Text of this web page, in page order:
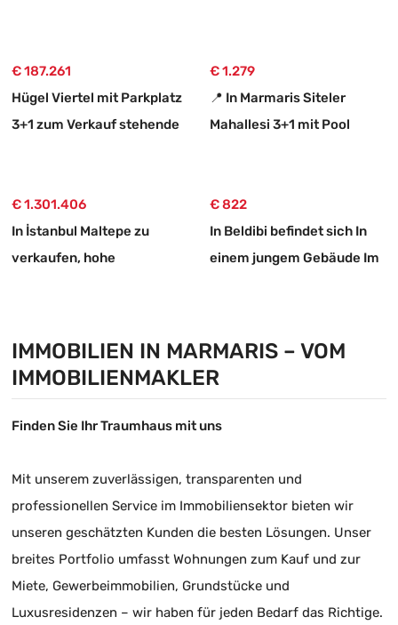
€ 187.261
Hügel Viertel mit Parkplatz
3+1 zum Verkauf stehende
€ 1.279
📍 In Marmaris Siteler
Mahallesi 3+1 mit Pool
€ 1.301.406
In İstanbul Maltepe zu
verkaufen, hohe
€ 822
In Beldibi befindet sich In
einem jungem Gebäude Im
IMMOBILIEN IN MARMARIS – VOM
IMMOBILIENMAKLER
Finden Sie Ihr Traumhaus mit uns
Mit unserem zuverlässigen, transparenten und
professionellen Service im Immobiliensektor bieten wir
unseren geschätzten Kunden die besten Lösungen. Unser
breites Portfolio umfasst Wohnungen zum Kauf und zur
Miete, Gewerbeimmobilien, Grundstücke und
Luxusresidenzen – wir haben für jeden Bedarf das Richtige.